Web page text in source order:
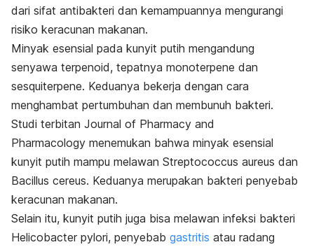
dari sifat antibakteri dan kemampuannya mengurangi
risiko keracunan makanan.
Minyak esensial pada kunyit putih mengandung
senyawa terpenoid, tepatnya monoterpene dan
sesquiterpene. Keduanya bekerja dengan cara
menghambat pertumbuhan dan membunuh bakteri.
Studi terbitan Journal of Pharmacy and
Pharmacology menemukan bahwa minyak esensial
kunyit putih mampu melawan Streptococcus aureus dan
Bacillus cereus. Keduanya merupakan bakteri penyebab
keracunan makanan.
Selain itu, kunyit putih juga bisa melawan infeksi bakteri
Helicobacter pylori, penyebab gastritis atau radang